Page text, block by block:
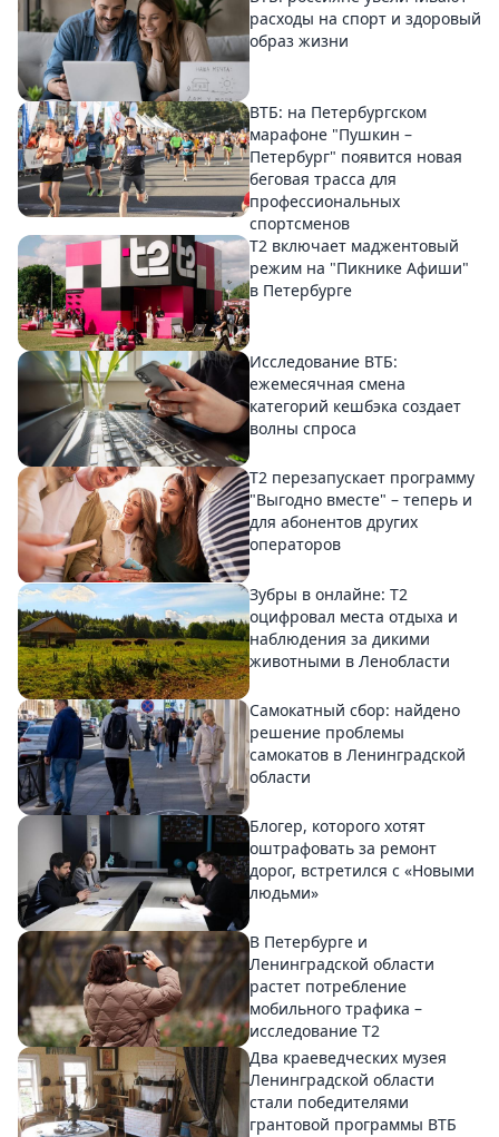
расходы на спорт и здоровый
образ жизни
ВТБ: на Петербургском
марафоне "Пушкин –
Петербург" появится новая
беговая трасса для
профессиональных
спортсменов
Т2 включает маджентовый
режим на "Пикнике Афиши"
в Петербурге
Исследование ВТБ:
ежемесячная смена
категорий кешбэка создает
волны спроса
Т2 перезапускает программу
"Выгодно вместе" – теперь и
для абонентов других
операторов
Зубры в онлайне: Т2
оцифровал места отдыха и
наблюдения за дикими
животными в Ленобласти
Самокатный сбор: найдено
решение проблемы
самокатов в Ленинградской
области
Блогер, которого хотят
оштрафовать за ремонт
дорог, встретился с «Новыми
людьми»
В Петербурге и
Ленинградской области
растет потребление
мобильного трафика –
исследование T2
Два краеведческих музея
Ленинградской области
стали победителями
грантовой программы ВТБ